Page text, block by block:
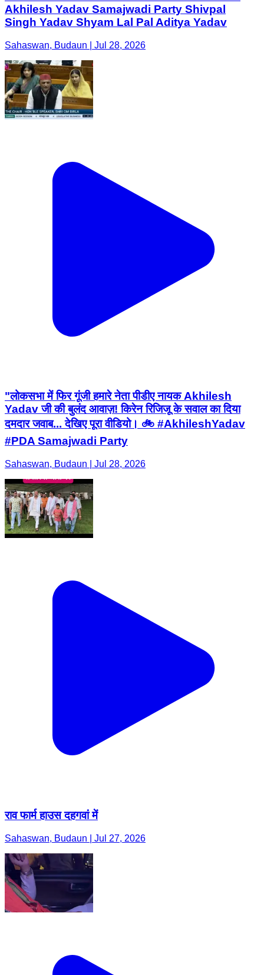
Akhilesh Yadav Samajwadi Party Shivpal
Singh Yadav Shyam Lal Pal Aditya Yadav
Sahaswan, Budaun | Jul 28, 2026
"लोकसभा में फिर गूंजी हमारे नेता पीडीए नायक Akhilesh
Yadav जी की बुलंद आवाज़! किरेन रिजिजू के सवाल का दिया
दमदार जवाब... देखिए पूरा वीडियो। 🚲 #AkhileshYadav
#PDA Samajwadi Party
Sahaswan, Budaun | Jul 28, 2026
राव फार्म हाउस दहगवां में
Sahaswan, Budaun | Jul 27, 2026